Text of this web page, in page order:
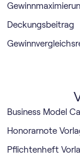
Deckungsbeitrag
Business Model
Honorarnote
Pflichtenheft